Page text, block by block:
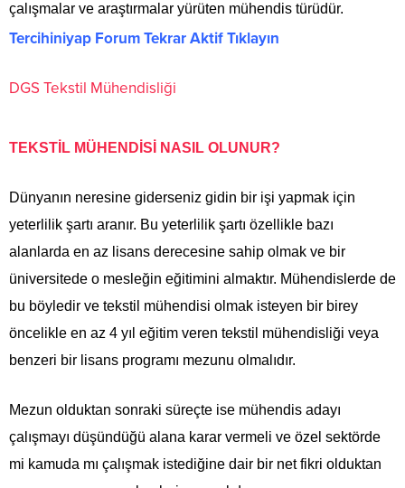
çalışmalar ve araştırmalar yürüten mühendis türüdür.
Tercihiniyap Forum Tekrar Aktif Tıklayın
DGS Tekstil Mühendisliği
TEKSTİL MÜHENDİSİ NASIL OLUNUR?
Dünyanın neresine giderseniz gidin bir işi yapmak için
yeterlilik şartı aranır. Bu yeterlilik şartı özellikle bazı
alanlarda en az lisans derecesine sahip olmak ve bir
üniversitede o mesleğin eğitimini almaktır. Mühendislerde de
bu böyledir ve tekstil mühendisi olmak isteyen bir birey
öncelikle en az 4 yıl eğitim veren tekstil mühendisliği veya
benzeri bir lisans programı mezunu olmalıdır.
Mezun olduktan sonraki süreçte ise mühendis adayı
çalışmayı düşündüğü alana karar vermeli ve özel sektörde
mi kamuda mı çalışmak istediğine dair bir net fikri olduktan